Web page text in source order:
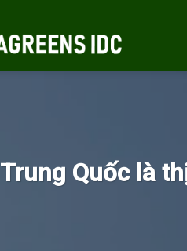
Trung Quốc là